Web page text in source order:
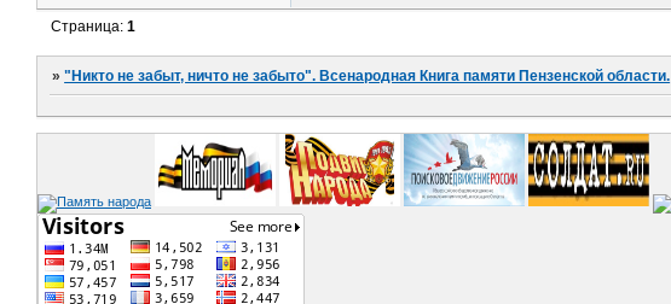
Страница:1
»"Никто не забыт, ничто не забыто". Всенародная Книга памяти Пензенской области.